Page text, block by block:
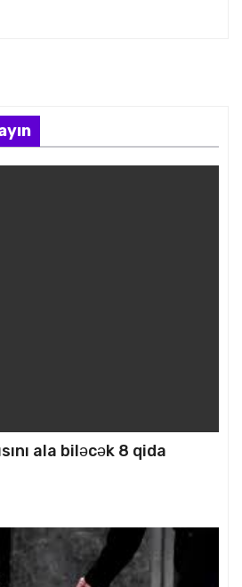
ala biləcək 8 qida